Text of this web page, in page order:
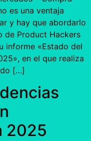
es una ventaja
y hay que abordarlo
de Product Hackers
informe «Estado del
en el que realiza
[…]
2025